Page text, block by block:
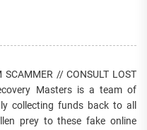
SCAMMER // CONSULT LOST
Masters is a team of
collecting funds back to all
prey to these fake online